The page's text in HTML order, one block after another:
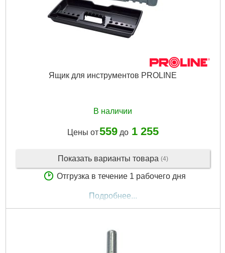
Ящик для инструментов PROLINE
В наличии
Цены от559до 1 255
Показать варианты товара (4)
Отгрузка в течение 1 рабочего дня
Подробнее...